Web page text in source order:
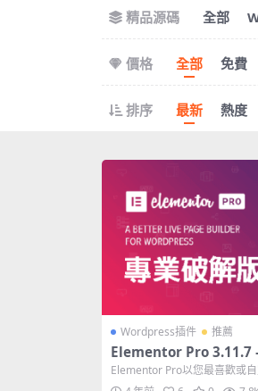
精品源碼 全部
價格 全部 免費
排序 最新 熱度
Wordpress插件 推薦
Elementor Pro 3.11.7
費下載 (永久更新)
Elementor Pro以您最喜歡或
空。更改主題並保留您的所有設